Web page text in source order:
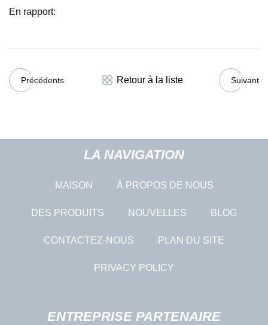
En rapport:
Précédents Retour à la liste Suivant
LA NAVIGATION
MAISON À PROPOS DE NOUS
DES PRODUITS NOUVELLES BLOG
CONTACTEZ-NOUS PLAN DU SITE
PRIVACY POLICY
ENTREPRISE PARTENAIRE